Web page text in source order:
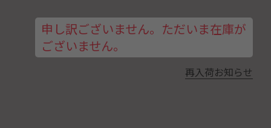
申し訳ございません。ただいま在庫が
ございません。
再入荷お知らせ